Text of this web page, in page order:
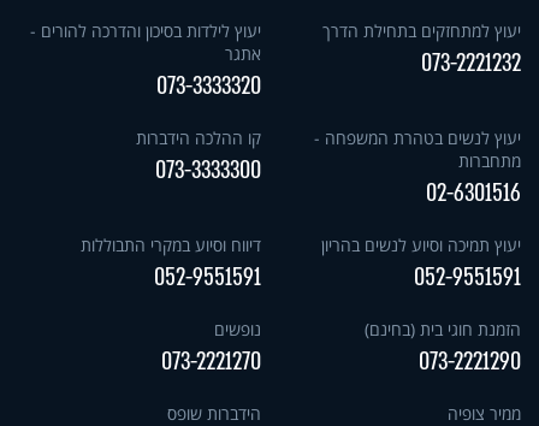
יעוץ למתחזקים בתחילת הדרך
073-2221232
יעוץ לילדות בסיכון והדרכה להורים -
אתגר
073-3333320
יעוץ לנשים בטהרת המשפחה -
מתחברות
02-6301516
קו ההלכה הידברות
073-3333300
יעוץ תמיכה וסיוע לנשים בהריון
052-9551591
דיווח וסיוע במקרי התבוללות
052-9551591
הזמנת חוגי בית (בחינם)
073-2221290
נופשים
073-2221270
ממיר צופיה הידברות שופס